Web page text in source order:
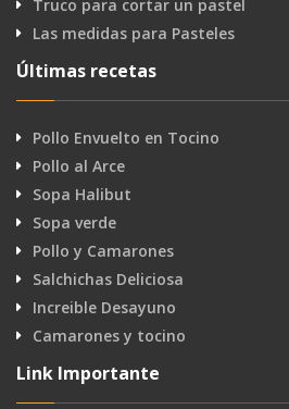
Truco para cortar un pastel
Las medidas para Pasteles
Últimas recetas
Pollo Envuelto en Tocino
Pollo al Arce
Sopa Halibut
Sopa verde
Pollo y Camarones
Salchichas Deliciosa
Increible Desayuno
Camarones y tocino
Link Importante